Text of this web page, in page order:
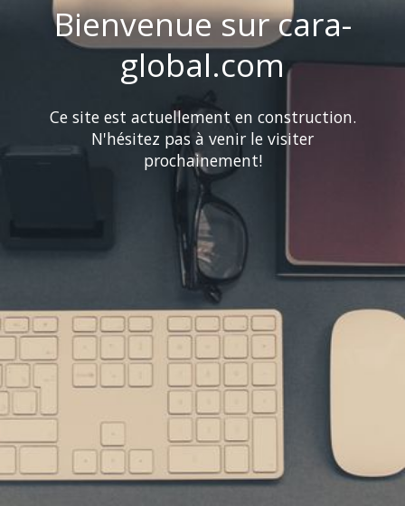
Bienvenue sur cara-
global.com
Ce site est actuellement en construction.
N'hésitez pas à venir le visiter
prochainement!